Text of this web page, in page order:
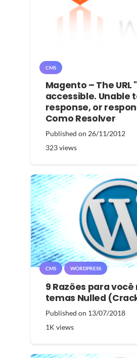
CMS
Magento – The URL
accessible. Unable
response, or
Como Resolver
Published on 26/11/2012
323views
CMS WORDPRESS
9 Razões para
temas Nulled
Published on 13/07/2018
1K views